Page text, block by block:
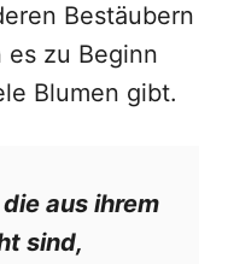
Bestäubern
es zu Beginn
Blumen gibt.
aus ihrem
sind,